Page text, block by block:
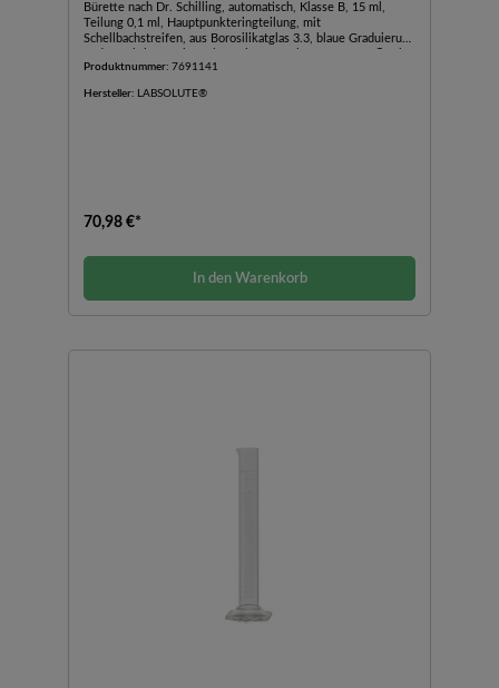
Bürette nach Dr. Schilling, automatisch, Klasse B, 15 ml,
Teilung 0,1 ml, Hauptpunkteringteilung, mit
Schellbachstreifen, aus Borosilikatglas 3.3, blaue Graduierung
und Halter., 1 Stück
Produktnummer: 7691141
Hersteller: LABSOLUTE®
70,98 €*
In den Warenkorb